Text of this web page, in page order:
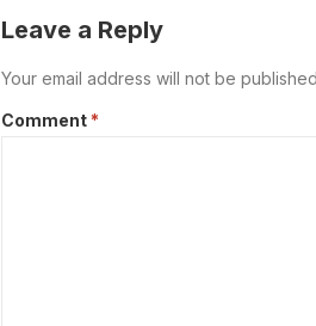
Leave a Reply
Your email address will not be
Comment *